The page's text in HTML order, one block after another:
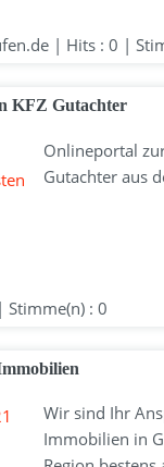
| Hits : 0 |
KFZ Gutachter
Onlineportal
Gutachter aus
: 0
Wir sind Ihr
Immobilien in